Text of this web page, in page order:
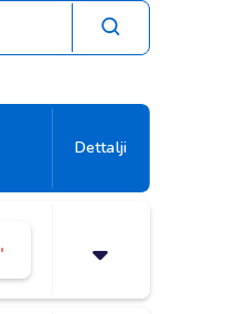
Dettalji